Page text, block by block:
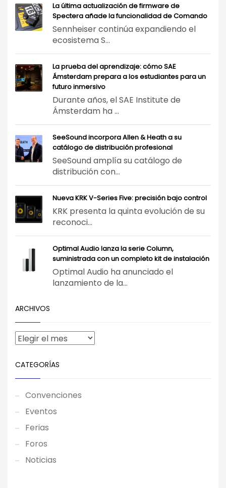
La última actualización de firmware de
Spectera añade la funcionalidad de Comando
Sennheiser continúa expandiendo el
ecosistema S...
La prueba del aprendizaje: cómo SAE
Ámsterdam prepara a los estudiantes para un
futuro inmersivo
Durante años, el SAE Institute de
Ámsterdam ha ...
SeeSound incorpora Allen & Heath a su
catálogo de distribución profesional
SeeSound amplía su catálogo de
distribución con...
Nueva KRK V-Series Five: precisión bajo control
KRK presenta la quinta evolución de su
reconoci...
Optimal Audio lanza la serie Column,
suministrada con un completo kit de instalación
Optimal Audio ha anunciado el
lanzamiento de la...
ARCHIVOS
CATEGORÍAS
Convenciones
Eventos
Ferias
Foros
Noticias